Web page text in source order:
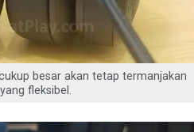
besar akan tetap termanjakan
fleksibel.